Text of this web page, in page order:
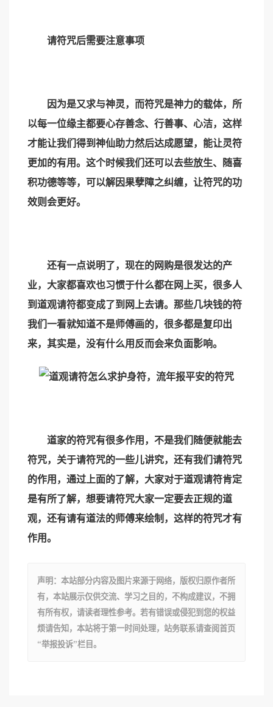
请符咒后需要注意事项
因为是又求与神灵，而符咒是神力的载体，所
以每一位缘主都要心存善念、行善事、心洁，这样
才能让我们得到神仙助力然后达成愿望，能让灵符
更加的有用。这个时候我们还可以去些放生、随喜
积功德等等，可以解因果孽障之纠缠，让符咒的功
效则会更好。
还有一点说明了，现在的网购是很发达的产
业，大家都喜欢也习惯于什么都在网上买，很多人
到道观请符都变成了到网上去请。那些几块钱的符
我们一看就知道不是师傅画的，很多都是复印出
来，其实是，没有什么用反而会来负面影响。
道家的符咒有很多作用，不是我们随便就能去
符咒，关于请符咒的一些儿讲究，还有我们请符咒
的作用，通过上面的了解，大家对于道观请符肯定
是有所了解，想要请符咒大家一定要去正规的道
观，还有请有道法的师傅来绘制，这样的符咒才有
作用。
声明：本站部分内容及图片来源于网络，版权归原作者所
有，本站展示仅供交流、学习之目的，不构成建议，不拥
有所有权，请读者理性参考。若有错误或侵犯到您的权益
烦请告知，本站将于第一时间处理，站务联系请查阅首页
“举报投诉”栏目。